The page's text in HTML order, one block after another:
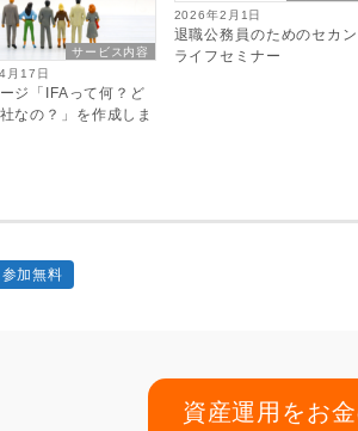
サービス内容
月17日
ジ「IFAって何？ど
なの？」を作成しま
2026年2月1日
退職公務員のためのセカ
ライフセミナー
参加無料
資産運用をお